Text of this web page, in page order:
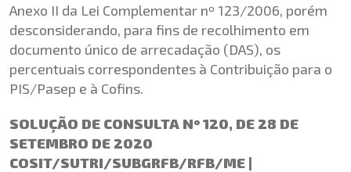
Anexo II da Lei Complementar nº 123/2006, porém
desconsiderando, para fins de recolhimento em
documento único de arrecadação (DAS), os
percentuais correspondentes à Contribuição para o
PIS/Pasep e à Cofins.
SOLUÇÃO DE CONSULTA Nº 120, DE 28 DE
SETEMBRO DE 2020
COSIT/SUTRI/SUBGRFB/RFB/ME |